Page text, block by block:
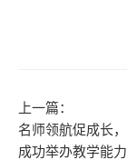
上一篇：
名师领航促成长
成功举办教学能